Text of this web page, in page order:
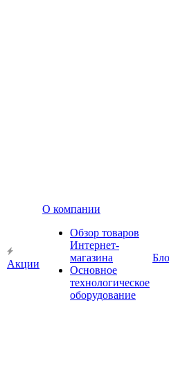
Акции
О компании
Обзор товаров
Интернет-
магазина
Основное
технологическое
оборудование